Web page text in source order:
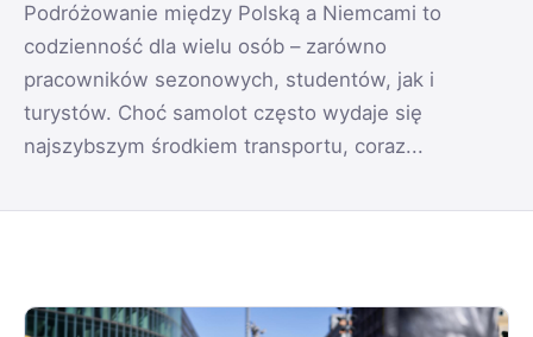
Podróżowanie między Polską a Niemcami to
codzienność dla wielu osób – zarówno
pracowników sezonowych, studentów, jak i
turystów. Choć samolot często wydaje się
najszybszym środkiem transportu, coraz...